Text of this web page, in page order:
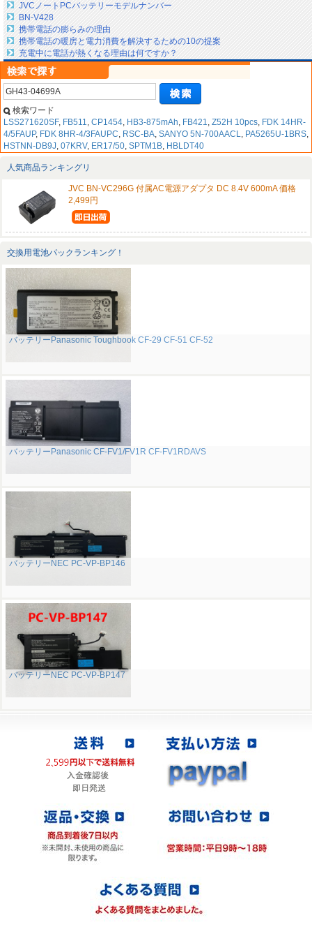
JVCノートPCバッテリーモデルナンバー
BN-V428
携帯電話の膨らみの理由
携帯電話の暖房と電力消費を解決するための10の提案
充電中に電話が熱くなる理由は何ですか？
検索ワード
LSS271620SF, FB511, CP1454, HB3-875mAh, FB421, Z52H 10pcs, FDK 14HR-
4/5FAUP, FDK 8HR-4/3FAUPC, RSC-BA, SANYO 5N-700AACL, PA5265U-1BRS,
HSTNN-DB9J, 07KRV, ER17/50, SPTM1B, HBLDT40
人気商品ランキングリ
JVC BN-VC296G 付属AC電源アダプタ DC 8.4V 600mA 価格
2,499円
交換用電池パックランキング！
バッテリーPanasonic Toughbook CF-29 CF-51 CF-52
バッテリーPanasonic CF-FV1/FV1R CF-FV1RDAVS
バッテリーNEC PC-VP-BP146
バッテリーNEC PC-VP-BP147